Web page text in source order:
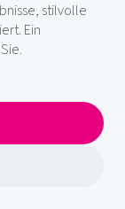
stilvolle
Ein